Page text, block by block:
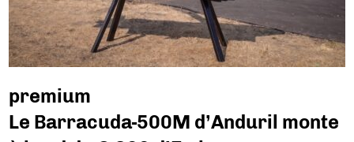
premium
Le Barracuda-500M d’Anduril monte